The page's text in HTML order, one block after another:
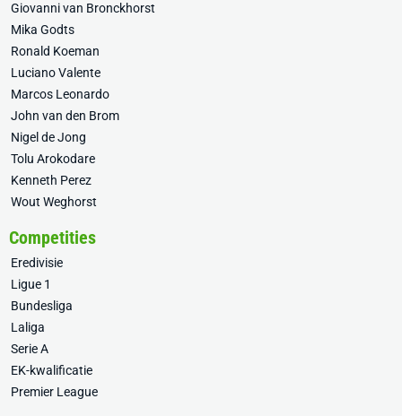
Giovanni van Bronckhorst
Mika Godts
Ronald Koeman
Luciano Valente
Marcos Leonardo
John van den Brom
Nigel de Jong
Tolu Arokodare
Kenneth Perez
Wout Weghorst
Competities
Eredivisie
Ligue 1
Bundesliga
Laliga
Serie A
EK-kwalificatie
Premier League